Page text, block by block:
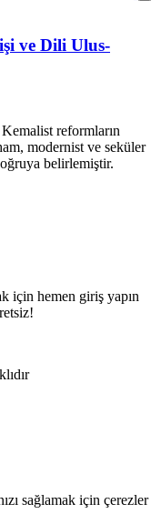
ve Dili Ulus-
reformların
modernist ve seküler
belirlemiştir.
için hemen giriş yapın
sağlamak için çerezler